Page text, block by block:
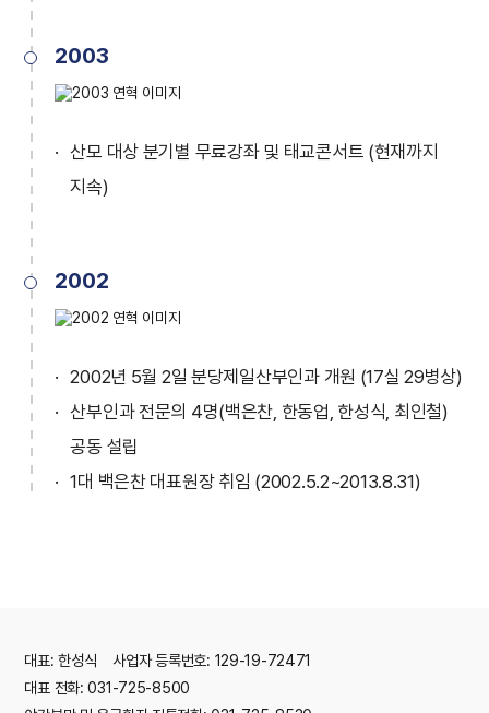
2003
산모 대상 분기별 무료강좌 및 태교콘서트 (현재까지
지속)
2002
2002년 5월 2일 분당제일산부인과 개원 (17실 29병상)
산부인과 전문의 4명(백은찬, 한동업, 한성식, 최인철)
공동 설립
1대 백은찬 대표원장 취임 (2002.5.2~2013.8.31)
대표: 한성식 사업자 등록번호: 129-19-72471
대표 전화: 031-725-8500